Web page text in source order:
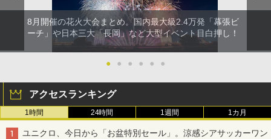
8月開催の花火大会まとめ。国内最大級2.4万発「幕張ビ
ーチ」や日本三大「長岡」など大型イベント目白押し！
● ● ● ● ● ●
アクセスランキング
1時間 24時間 1週間 1カ月
ユニクロ、今日から「お盆特別セール」。涼感シアサッカーワン